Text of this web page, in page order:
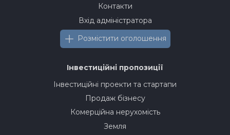
Контакти
Вхід адміністратора
Розмістити оголошення
Інвестиційні пропозиції
Інвестиційні проекти та стартапи
Продаж бізнесу
Комерційна нерухомість
Земля